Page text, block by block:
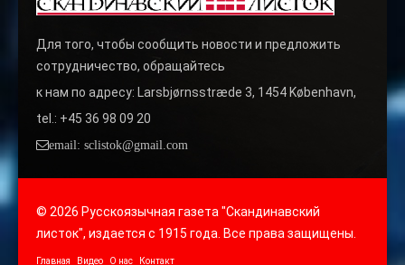
Для того, чтобы сообщить новости и предложить
сотрудничество, обращайтесь
к нам по адресу: Larsbjørnsstræde 3, 1454 København,
tel.: +45 36 98 09 20
email: sclistok@gmail.com
© 2026 Русскоязычная газета "Скандинавский
листок", издается с 1915 года. Все права защищены.
Главная Видео О нас Контакт